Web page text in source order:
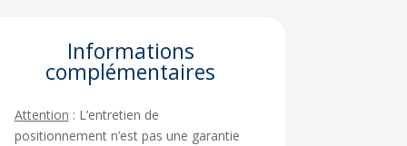
Informations
complémentaires
Attention : L’entretien de
positionnement n’est pas une garantie